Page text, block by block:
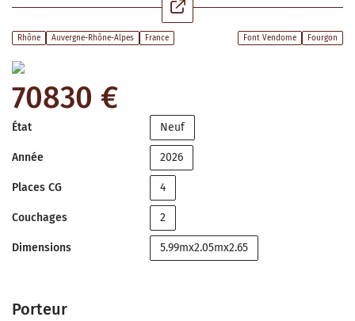
Rhône Auvergne-Rhône-Alpes France Font Vendome Fourgon
70830 €
État Neuf
Année 2026
Places CG 4
Couchages 2
Dimensions 5.99mx2.05mx2.65
Porteur